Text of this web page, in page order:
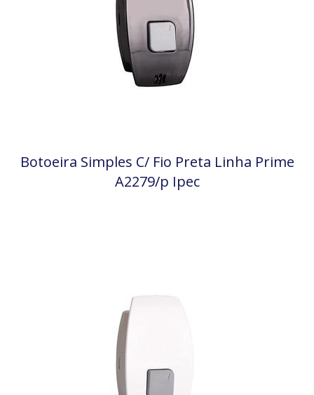
Botoeira Simples C/ Fio Preta Linha Prime
A2279/p Ipec